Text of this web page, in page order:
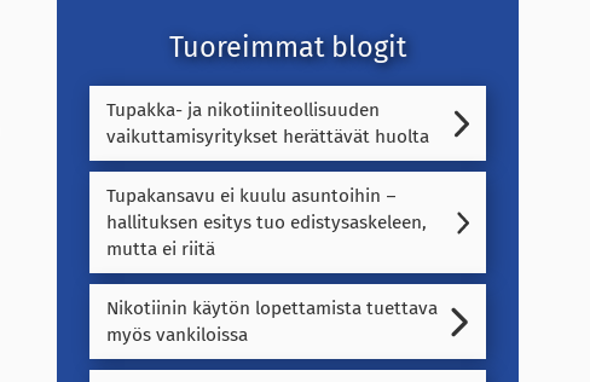
Tuoreimmat blogit
Tupakka- ja nikotiiniteollisuuden
vaikuttamisyritykset herättävät huolta
Tupakansavu ei kuulu asuntoihin –
hallituksen esitys tuo edistysaskeleen,
mutta ei riitä
Nikotiinin käytön lopettamista tuettava
myös vankiloissa